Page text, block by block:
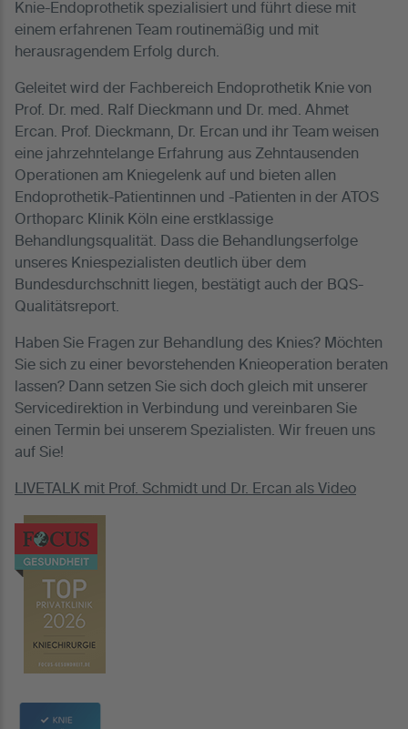
Knie-Endoprothetik spezialisiert und führt diese mit
einem erfahrenen Team routinemäßig und mit
herausragendem Erfolg durch.
Geleitet wird der Fachbereich Endoprothetik Knie von
Prof. Dr. med. Ralf Dieckmann und Dr. med. Ahmet
Ercan. Prof. Dieckmann, Dr. Ercan und ihr Team weisen
eine jahrzehntelange Erfahrung aus Zehntausenden
Operationen am Kniegelenk auf und bieten allen
Endoprothetik-Patientinnen und -Patienten in der ATOS
Orthoparc Klinik Köln eine erstklassige
Behandlungsqualität. Dass die Behandlungserfolge
unseres Kniespezialisten deutlich über dem
Bundesdurchschnitt liegen, bestätigt auch der BQS-
Qualitätsreport.
Haben Sie Fragen zur Behandlung des Knies? Möchten
Sie sich zu einer bevorstehenden Knieoperation beraten
lassen? Dann setzen Sie sich doch gleich mit unserer
Servicedirektion in Verbindung und vereinbaren Sie
einen Termin bei unserem Spezialisten. Wir freuen uns
auf Sie!
LIVETALK mit Prof. Schmidt und Dr. Ercan als Video